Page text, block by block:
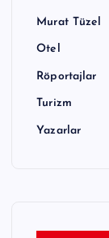
Murat Tüzel
Otel
Röportajlar
Turizm
Yazarlar